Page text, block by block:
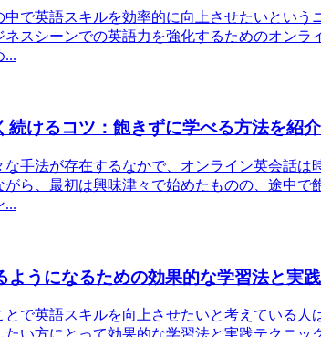
で英語スキルを効率的に向上させたいという
ネスシーンでの英語力を強化するためのオン
...
続けるコツ：飽きずに学べる方法を紹介
手法が存在するなかで、オンライン英会話は
ら、最初は興味津々で始めたものの、途中で
...
ようになるための効果的な学習法と実
で英語スキルを向上させたいと考えている人